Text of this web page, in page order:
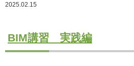
事業案内
2025.02.15
BIM講習 実践編